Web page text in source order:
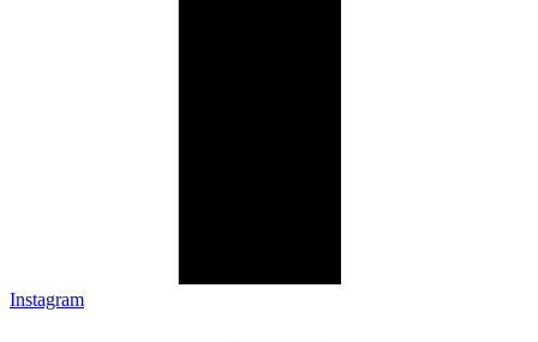
Instagram